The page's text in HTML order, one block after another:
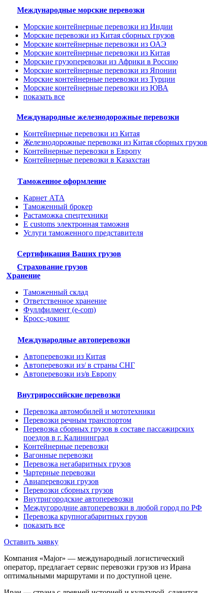
Международные морские перевозки
Морские контейнерные перевозки из Индии
Морские перевозки из Китая сборных грузов
Морские контейнерные перевозки из ОАЭ
Морские контейнерные перевозки из Китая
Морские грузоперевозки из Африки в Россию
Морские контейнерные перевозки из Японии
Морские контейнерные перевозки из Турции
Морские контейнерные перевозки из ЮВА
показать все
Международные железнодорожные перевозки
Контейнерные перевозки из Китая
Железнодорожные перевозки из Китая сборных грузов
Контейнерные перевозки в Европу
Контейнерные перевозки в Казахстан
Таможенное оформление
Карнет АТА
Таможенный брокер
Растаможка спецтехники
E customs электронная таможня
Услуги таможенного представителя
Сертификация Ваших грузов
Страхование грузов
Хранение
Таможенный склад
Ответственное хранение
Фуллфилмент (e-com)
Кросс-докинг
Международные автоперевозки
Автоперевозки из Китая
Автоперевозки из/ в страны СНГ
Автоперевозки из/в Европу
Внутрироссийские перевозки
Перевозка автомобилей и мототехники
Перевозки речным транспортом
Перевозка сборных грузов в составе пассажирских
поездов в г. Калининград
Контейнерные перевозки
Вагонные перевозки
Перевозка негабаритных грузов
Чартерные перевозки
Авиаперевозки грузов
Перевозки сборных грузов
Внутригородские автоперевозки
Междугородние автоперевозки в любой город по РФ
Перевозка крупногабаритных грузов
показать все
Оставить заявку
Компания «Major» — международный логистический
оператор, предлагает сервис перевозки грузов из Ирана
оптимальными маршрутами и по доступной цене.